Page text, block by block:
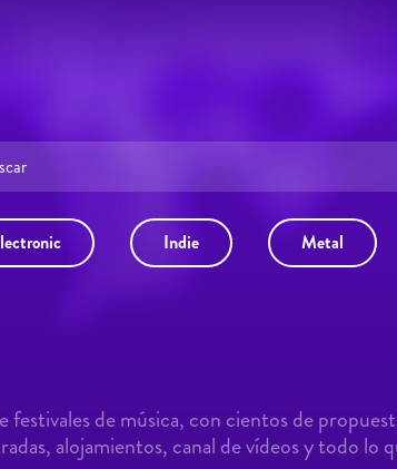
Indie Metal
de música, con cientos de
alojamientos, canal de vídeos y todo